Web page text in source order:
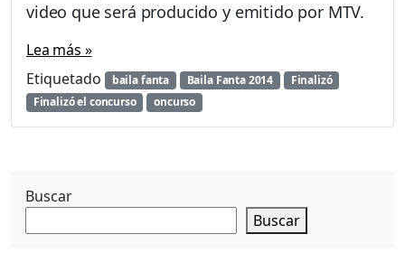
video que será producido y emitido por MTV.
Lea más »
Etiquetado
baila fanta Baila Fanta 2014
Finalizó
Finalizó el concurso
oncurso
Buscar
Buscar